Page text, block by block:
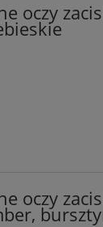
oczy
oczy